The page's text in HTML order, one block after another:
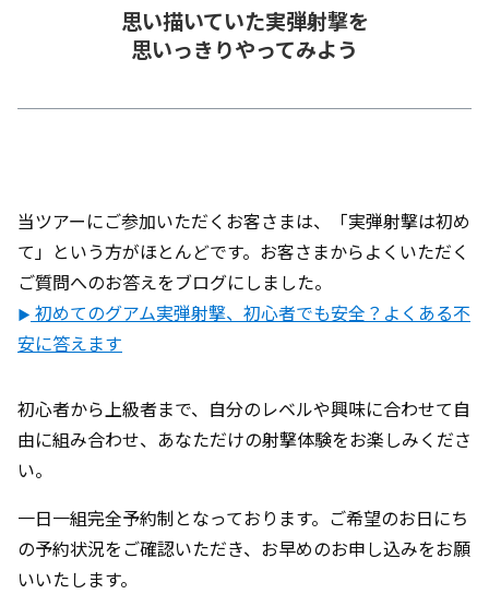
思い描いていた実弾射撃を
思いっきりやってみよう
当ツアーにご参加いただくお客さまは、「実弾射撃は初め
て」という方がほとんどです。お客さまからよくいただく
ご質問へのお答えをブログにしました。
▶︎ 初めてのグアム実弾射撃、初心者でも安全？よくある不
安に答えます
初心者から上級者まで、自分のレベルや興味に合わせて自
由に組み合わせ、あなただけの射撃体験をお楽しみくださ
い。
一日一組完全予約制となっております。ご希望のお日にち
の予約状況をご確認いただき、お早めのお申し込みをお願
いいたします。